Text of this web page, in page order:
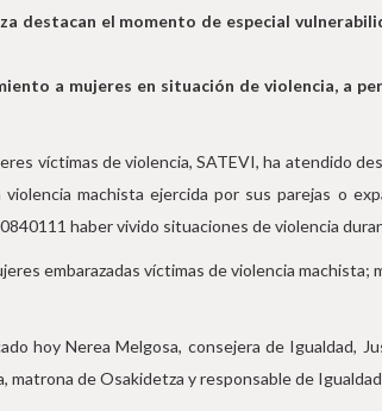
destacan el momento de especial
a mujeres en situación de violencia, a
víctimas de violencia, SATEVI, ha atendido
machista ejercida por sus parejas o
haber vivido situaciones de violencia
embarazadas víctimas de violencia
hoy Nerea Melgosa, consejera de Igualdad,
de Osakidetza y responsable de